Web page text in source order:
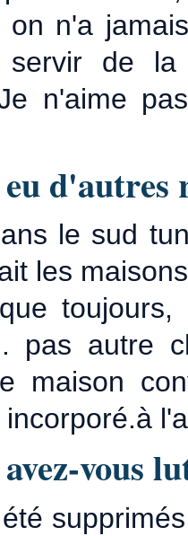
on n'a
de la
n'aime
le sud
les
pas autre
maison
vous